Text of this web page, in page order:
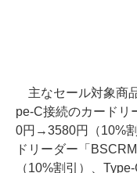
主なセール対象商
pe-C接続のカードリ
0円→3580円（10%
ドリーダー「
（10%割引）、